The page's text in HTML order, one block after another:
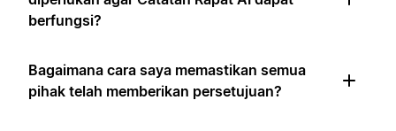
berfungsi?
Bagaimana cara saya memastikan semua
pihak telah memberikan persetujuan?